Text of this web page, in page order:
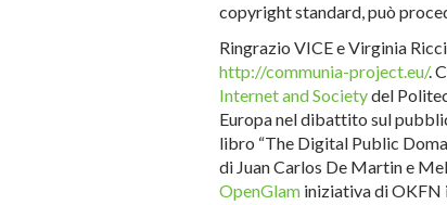
copyright standard, può
Ringrazio VICE e Virginia
http://communia-project.eu/.
Internet and Societydel
Europa nel dibattito sul
libro “The Digital Public
di Juan Carlos De Martin e
OpenGlam iniziativa di OKFN